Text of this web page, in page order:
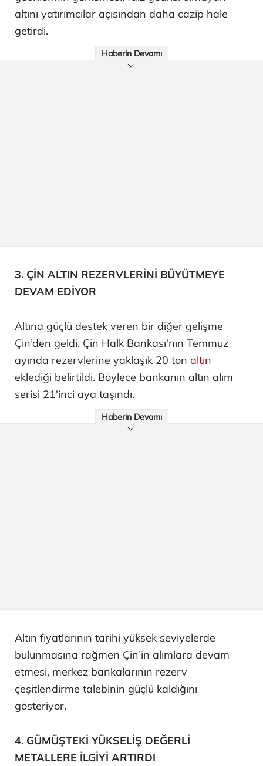
altını yatırımcılar açısından daha cazip hale
getirdi.
Haberin Devamı
3. ÇİN ALTIN REZERVLERİNİ BÜYÜTMEYE
DEVAM EDİYOR
Altına güçlü destek veren bir diğer gelişme
Çin’den geldi. Çin Halk Bankası'nın Temmuz
ayında rezervlerine yaklaşık 20 ton altın
eklediği belirtildi. Böylece bankanın altın alım
serisi 21'inci aya taşındı.
Haberin Devamı
Altın fiyatlarının tarihi yüksek seviyelerde
bulunmasına rağmen Çin’in alımlara devam
etmesi, merkez bankalarının rezerv
çeşitlendirme talebinin güçlü kaldığını
gösteriyor.
4. GÜMÜŞTEKİ YÜKSELİŞ DEĞERLİ
METALLERE İLGİYİ ARTIRDI